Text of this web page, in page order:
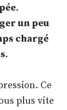
un peu
chargé
Ce
plus vite